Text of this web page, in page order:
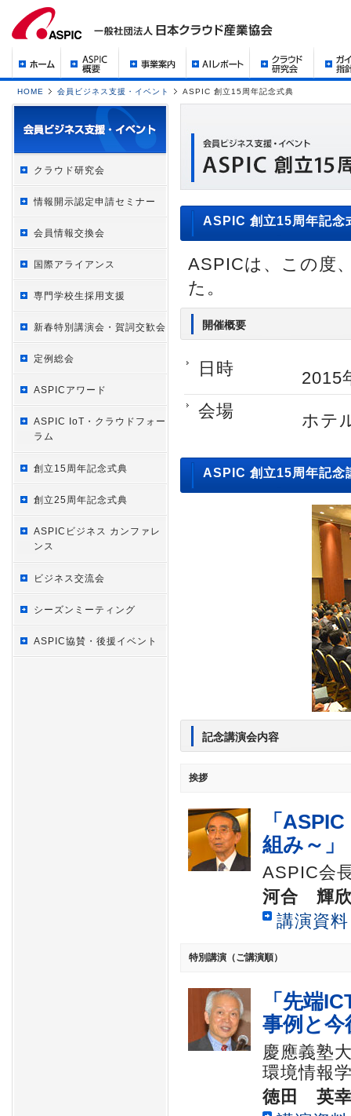
HOME 会員ビジネス支援・イベント ASPIC 創立15周年記念式典
クラウド研究会
情報開示認定申請セミナー
会員情報交換会
国際アライアンス
専門学校生採用支援
新春特別講演会・賀詞交歓会
定例総会
ASPICアワード
ASPIC IoT・クラウドフォー
ラム
創立15周年記念式典
創立25周年記念式典
ASPICビジネス カンファレ
ンス
ビジネス交流会
シーズンミーティング
ASPIC協賛・後援イベント
ASPIC 創立15周年記念
ASPICは、この度
た。
開催概要
日時
2015
会場
ホテ
ASPIC 創立15周年記念
記念講演会内容
挨拶
「
組み～」
ASPIC会
河合 輝
講演資
特別講演（ご講演順）
「先端
事例と今
慶應義塾
環境情報
徳田 英